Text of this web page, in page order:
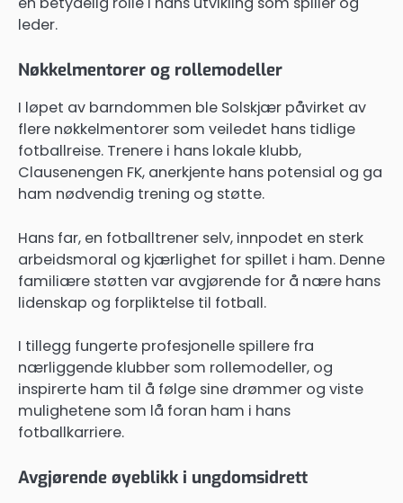
leder.
Nøkkelmentorer og rollemodeller
I løpet av barndommen ble Solskjær påvirket av
flere nøkkelmentorer som veiledet hans tidlige
fotballreise. Trenere i hans lokale klubb,
Clausenengen FK, anerkjente hans potensial og ga
ham nødvendig trening og støtte.
Hans far, en fotballtrener selv, innpodet en sterk
arbeidsmoral og kjærlighet for spillet i ham. Denne
familiære støtten var avgjørende for å nære hans
lidenskap og forpliktelse til fotball.
I tillegg fungerte profesjonelle spillere fra
nærliggende klubber som rollemodeller, og
inspirerte ham til å følge sine drømmer og viste
mulighetene som lå foran ham i hans
fotballkarriere.
Avgjørende øyeblikk i ungdomsidrett